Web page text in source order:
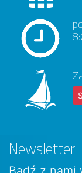
Newsletter